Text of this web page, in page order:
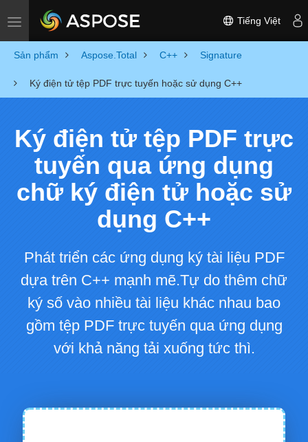
Toggle navigation Tiếng Việt
Sản phẩm Aspose.Total C++ Signature
Ký điện tử tệp PDF trực tuyến hoặc sử dụng C++
Ký điện tử tệp PDF trực
tuyến qua ứng dụng
chữ ký điện tử hoặc sử
dụng C++
Phát triển các ứng dụng ký tài liệu PDF
dựa trên C++ mạnh mẽ.Tự do thêm chữ
ký số vào nhiều tài liệu khác nhau bao
gồm tệp PDF trực tuyến qua ứng dụng
với khả năng tải xuống tức thì.